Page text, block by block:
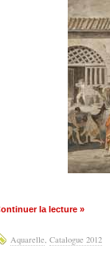
la lecture »
Aquarelle, Catalogue 2012